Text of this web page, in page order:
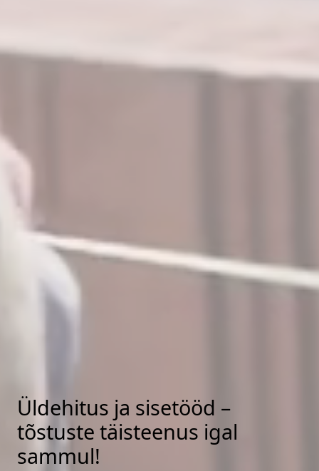
Üldehitus ja sisetööd –
tõstuste täisteenus igal
sammul!